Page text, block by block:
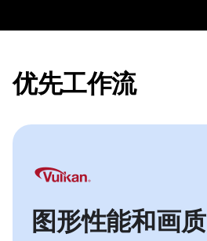
优先工作流
图形性能和画质